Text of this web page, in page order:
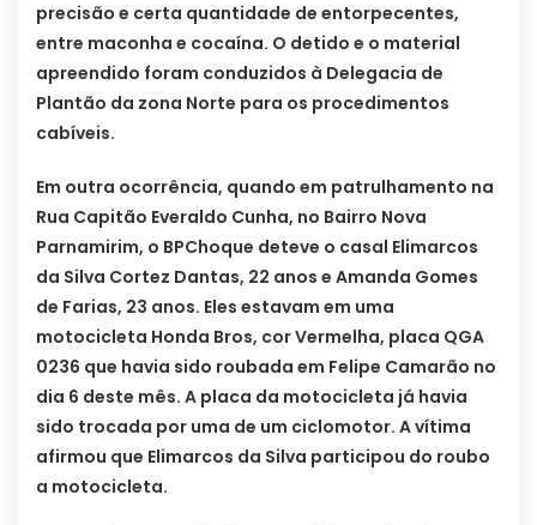
precisão e certa quantidade de entorpecentes,
entre maconha e cocaína. O detido e o material
apreendido foram conduzidos à Delegacia de
Plantão da zona Norte para os procedimentos
cabíveis.
Em outra ocorrência, quando em patrulhamento na
Rua Capitão Everaldo Cunha, no Bairro Nova
Parnamirim, o BPChoque deteve o casal Elimarcos
da Silva Cortez Dantas, 22 anos e Amanda Gomes
de Farias, 23 anos. Eles estavam em uma
motocicleta Honda Bros, cor Vermelha, placa QGA
0236 que havia sido roubada em Felipe Camarão no
dia 6 deste mês. A placa da motocicleta já havia
sido trocada por uma de um ciclomotor. A vítima
afirmou que Elimarcos da Silva participou do roubo
a motocicleta.